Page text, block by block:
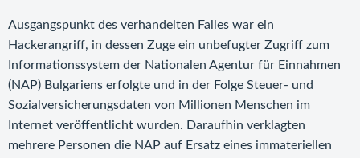
Ausgangspunkt des verhandelten Falles war ein
Hackerangriff, in dessen Zuge ein unbefugter Zugriff zum
Informationssystem der Nationalen Agentur für Einnahmen
(NAP) Bulgariens erfolgte und in der Folge Steuer- und
Sozialversicherungsdaten von Millionen Menschen im
Internet veröffentlicht wurden. Daraufhin verklagten
mehrere Personen die NAP auf Ersatz eines immateriellen